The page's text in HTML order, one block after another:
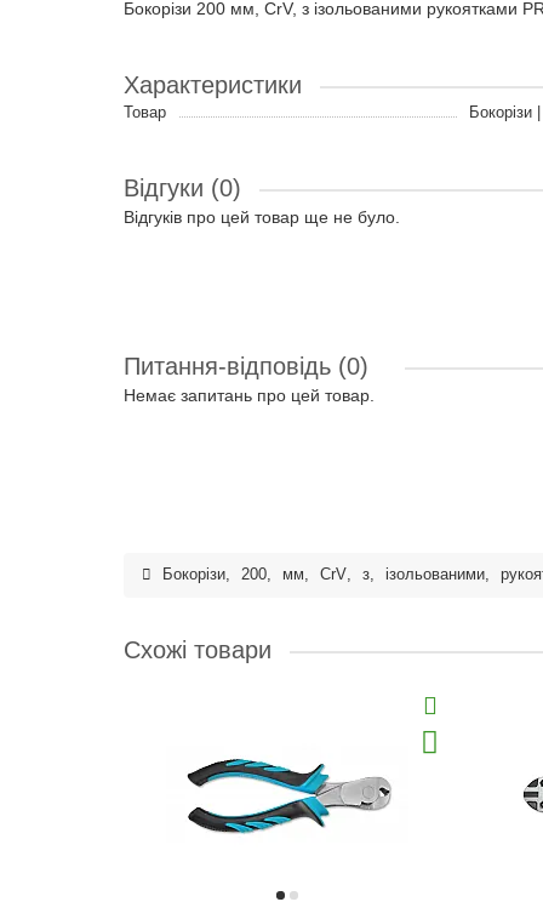
Бокорізи 200 мм, CrV, з ізольованими рукоятками
Характеристики
Товар Бокорізи
Відгуки (0)
Відгуків про цей товар ще не було.
Питання-відповідь (0)
Немає запитань про цей товар.
Бокорізи, 200, мм, CrV, з, ізольованими,
Схожі товари